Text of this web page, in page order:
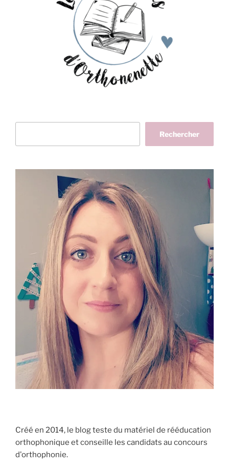
Rechercher
Créé en 2014, le blog teste du matériel de rééducation
orthophonique et conseille les candidats au concours
d'orthophonie.